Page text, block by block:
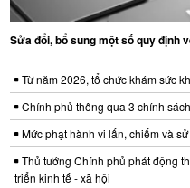
Sửa đổi, bổ sung một số quy định
Từ năm 2026, tổ chức khám sức
Chính phủ thông qua 3 chính
Mức phạt hành vi lấn, chiếm và
Thủ tướng Chính phủ phát động
triển kinh tế - xã hội